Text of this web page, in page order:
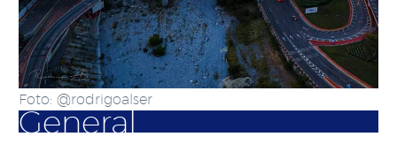
Foto: @rodrigoalser
General